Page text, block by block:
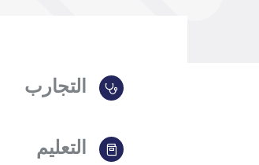
التجارب
التعليم